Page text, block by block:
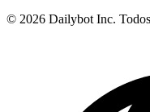
© 2026 Dailybot Inc.